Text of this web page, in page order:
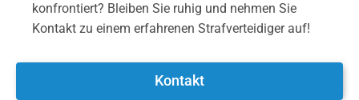
konfrontiert? Bleiben Sie ruhig und nehmen Sie
Kontakt zu einem erfahrenen Strafverteidiger auf!
Kontakt